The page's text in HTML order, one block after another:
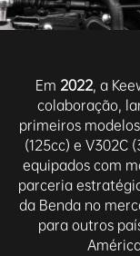
Em 2022, a
colaboração,
primeiros
(125cc) e V302C
equipados com
parceria
da Benda no
para outros